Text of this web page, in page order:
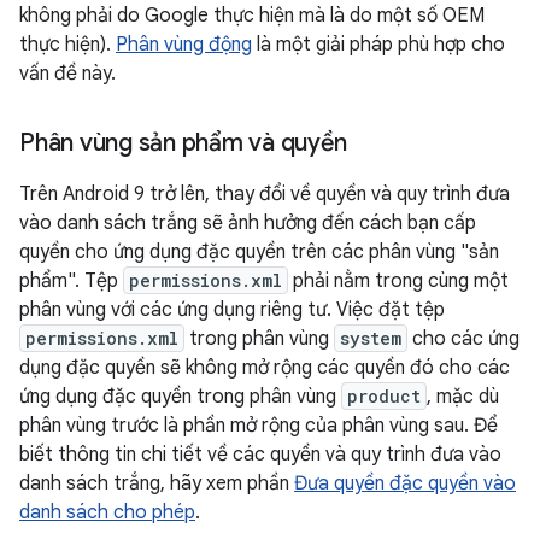
không phải do Google thực hiện mà là do một số OEM
thực hiện). Phân vùng động là một giải pháp phù hợp cho
vấn đề này.
Phân vùng sản phẩm và quyền
Trên Android 9 trở lên, thay đổi về quyền và quy trình đưa
vào danh sách trắng sẽ ảnh hưởng đến cách bạn cấp
quyền cho ứng dụng đặc quyền trên các phân vùng "sản
phẩm". Tệp permissions.xml phải nằm trong cùng một
phân vùng với các ứng dụng riêng tư. Việc đặt tệp
permissions.xml trong phân vùng system cho các ứng
dụng đặc quyền sẽ không mở rộng các quyền đó cho các
ứng dụng đặc quyền trong phân vùng product , mặc dù
phân vùng trước là phần mở rộng của phân vùng sau. Để
biết thông tin chi tiết về các quyền và quy trình đưa vào
danh sách trắng, hãy xem phần Đưa quyền đặc quyền vào
danh sách cho phép.